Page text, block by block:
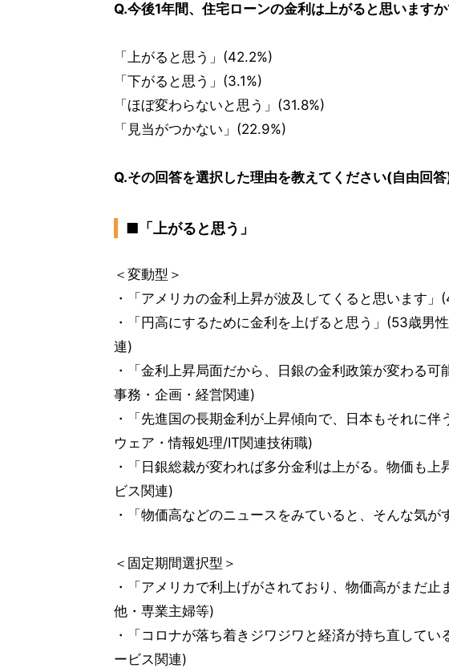
Q.今後1年間、住宅ローンの金利は上がると思います
「上がると思う」(42.2%)
「下がると思う」(3.1%)
「ほぼ変わらないと思う」(31.8%)
「見当がつかない」(22.9%)
Q.その回答を選択した理由を教えてください(自由回
■「上がると思う」
＜変動型＞
・「アメリカの金利上昇が波及してくると思います
・「円高にするために金利を上げると思う」(53歳男
連)
・「金利上昇局面だから、日銀の金利政策が変わる
事務・企画・経営関連)
・「先進国の長期金利が上昇傾向で、日本もそれに
ウェア・情報処理/IT関連技術職)
・「日銀総裁が変われば多分金利は上がる。物価も
ビス関連)
・「物価高などのニュースをみていると、そんな気
＜固定期間選択型＞
・「アメリカで利上げがされており、物価高がまだ
他・専業主婦等)
・「コロナが落ち着きジワジワと経済が持ち直して
ービス関連)